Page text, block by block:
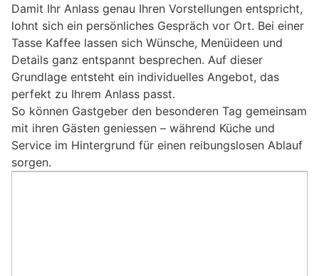
Damit Ihr Anlass genau Ihren Vorstellungen entspricht,
lohnt sich ein persönliches Gespräch vor Ort. Bei einer
Tasse Kaffee lassen sich Wünsche, Menüideen und
Details ganz entspannt besprechen. Auf dieser
Grundlage entsteht ein individuelles Angebot, das
perfekt zu Ihrem Anlass passt.
So können Gastgeber den besonderen Tag gemeinsam
mit ihren Gästen geniessen – während Küche und
Service im Hintergrund für einen reibungslosen Ablauf
sorgen.